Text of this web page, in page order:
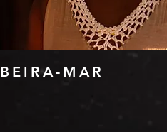
BEIRA-MAR